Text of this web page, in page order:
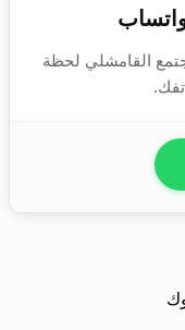
القامشلي لحظة